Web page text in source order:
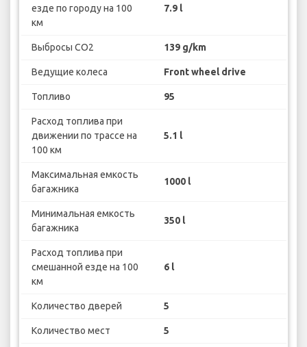
езде по городу на 100
км
7.9 l
Выбросы CO2 139 g/km
Ведущие колеса Front wheel drive
Топливо 95
Расход топлива при
движении по трассе на
100 км
5.1 l
Максимальная емкость
багажника
1000 l
Минимальная емкость
багажника
350 l
Расход топлива при
смешанной езде на 100
км
6 l
Количество дверей 5
Количество мест 5